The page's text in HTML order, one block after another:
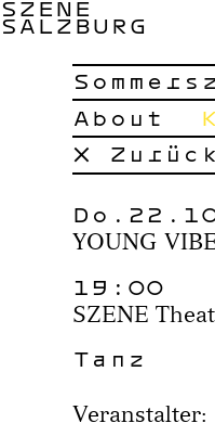
SZENE
SALZBURG
About
× Zurück
YOUNG
19:00
SZENE
Tanz
Veranstalter: